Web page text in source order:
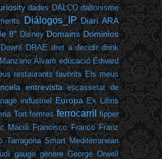
dades DALCO daltonisme
Diálogos_IP Diari ARA
8" Disney Domains Dominios
Down! DRAE dret a decidir drink
Álvaro educació Edward
restaurants favorits Els meus
entrevista escassetat de
industriel Europa Ex Libris
Tort ferrites ferrocarril fipper
Macià Francisco Franco Franz
Tarragona Smart Mediterranean
gauge gènere George Orwell